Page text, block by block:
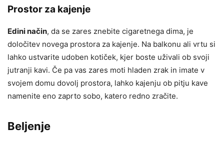
Prostor za kajenje
Edini način, da se zares znebite cigaretnega dima, je
določitev novega prostora za kajenje. Na balkonu ali vrtu si
lahko ustvarite udoben kotiček, kjer boste uživali ob svoji
jutranji kavi. Če pa vas zares moti hladen zrak in imate v
svojem domu dovolj prostora, lahko kajenju ob pitju kave
namenite eno zaprto sobo, katero redno zračite.
Beljenje